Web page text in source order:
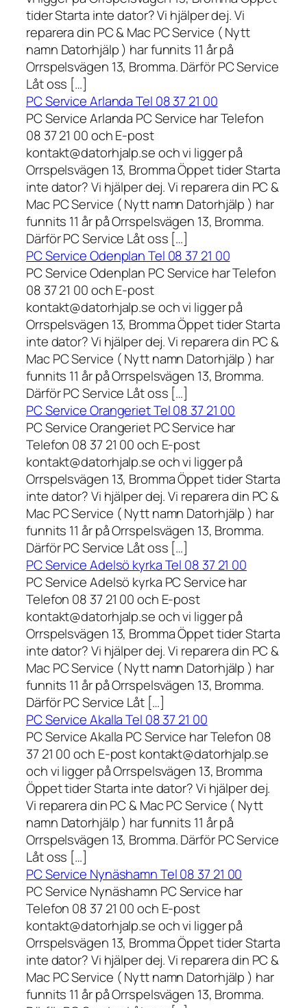
tider Starta inte dator? Vi hjälper dej. Vi
reparera din PC & Mac PC Service ( Nytt
namn Datorhjälp ) har funnits 11 år på
Orrspelsvägen 13, Bromma. Därför PC Service
Låt oss […]
PC Service Arlanda Tel 08 37 21 00
PC Service Arlanda PC Service har Telefon
08 37 21 00 och E-post
kontakt@datorhjalp.se och vi ligger på
Orrspelsvägen 13, Bromma Öppet tider Starta
inte dator? Vi hjälper dej. Vi reparera din PC &
Mac PC Service ( Nytt namn Datorhjälp ) har
funnits 11 år på Orrspelsvägen 13, Bromma.
Därför PC Service Låt oss […]
PC Service Odenplan Tel 08 37 21 00
PC Service Odenplan PC Service har Telefon
08 37 21 00 och E-post
kontakt@datorhjalp.se och vi ligger på
Orrspelsvägen 13, Bromma Öppet tider Starta
inte dator? Vi hjälper dej. Vi reparera din PC &
Mac PC Service ( Nytt namn Datorhjälp ) har
funnits 11 år på Orrspelsvägen 13, Bromma.
Därför PC Service Låt oss […]
PC Service Orangeriet Tel 08 37 21 00
PC Service Orangeriet PC Service har
Telefon 08 37 21 00 och E-post
kontakt@datorhjalp.se och vi ligger på
Orrspelsvägen 13, Bromma Öppet tider Starta
inte dator? Vi hjälper dej. Vi reparera din PC &
Mac PC Service ( Nytt namn Datorhjälp ) har
funnits 11 år på Orrspelsvägen 13, Bromma.
Därför PC Service Låt oss […]
PC Service Adelsö kyrka Tel 08 37 21 00
PC Service Adelsö kyrka PC Service har
Telefon 08 37 21 00 och E-post
kontakt@datorhjalp.se och vi ligger på
Orrspelsvägen 13, Bromma Öppet tider Starta
inte dator? Vi hjälper dej. Vi reparera din PC &
Mac PC Service ( Nytt namn Datorhjälp ) har
funnits 11 år på Orrspelsvägen 13, Bromma.
Därför PC Service Låt […]
PC Service Akalla Tel 08 37 21 00
PC Service Akalla PC Service har Telefon 08
37 21 00 och E-post kontakt@datorhjalp.se
och vi ligger på Orrspelsvägen 13, Bromma
Öppet tider Starta inte dator? Vi hjälper dej.
Vi reparera din PC & Mac PC Service ( Nytt
namn Datorhjälp ) har funnits 11 år på
Orrspelsvägen 13, Bromma. Därför PC Service
Låt oss […]
PC Service Nynäshamn Tel 08 37 21 00
PC Service Nynäshamn PC Service har
Telefon 08 37 21 00 och E-post
kontakt@datorhjalp.se och vi ligger på
Orrspelsvägen 13, Bromma Öppet tider Starta
inte dator? Vi hjälper dej. Vi reparera din PC &
Mac PC Service ( Nytt namn Datorhjälp ) har
funnits 11 år på Orrspelsvägen 13, Bromma.